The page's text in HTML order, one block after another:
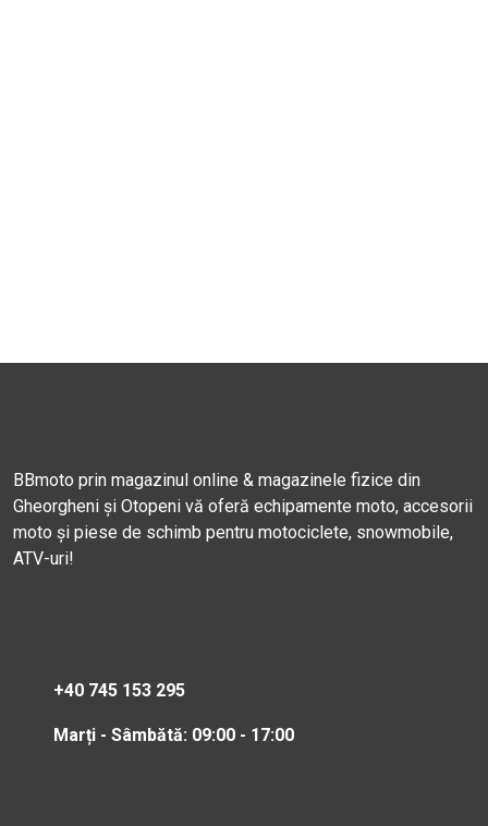
BBmoto prin magazinul online & magazinele fizice din
Gheorgheni și Otopeni vă oferă echipamente moto, accesorii
moto și piese de schimb pentru motociclete, snowmobile,
ATV-uri!
+40 745 153 295
Marți - Sâmbătă: 09:00 - 17:00